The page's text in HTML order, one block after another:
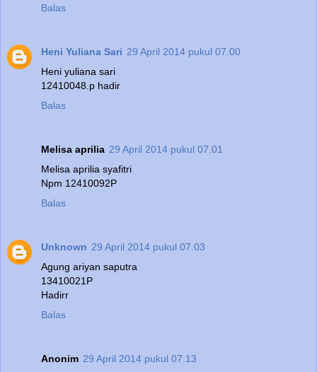
Balas
Heni Yuliana Sari 29 April 2014 pukul 07.00
Heni yuliana sari
12410048.p hadir
Balas
Melisa aprilia 29 April 2014 pukul 07.01
Melisa aprilia syafitri
Npm 12410092P
Balas
Unknown 29 April 2014 pukul 07.03
Agung ariyan saputra
13410021P
Hadirr
Balas
Anonim 29 April 2014 pukul 07.13